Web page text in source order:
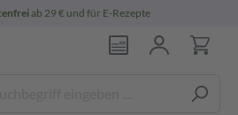
ab 29 € und für E-Rezepte